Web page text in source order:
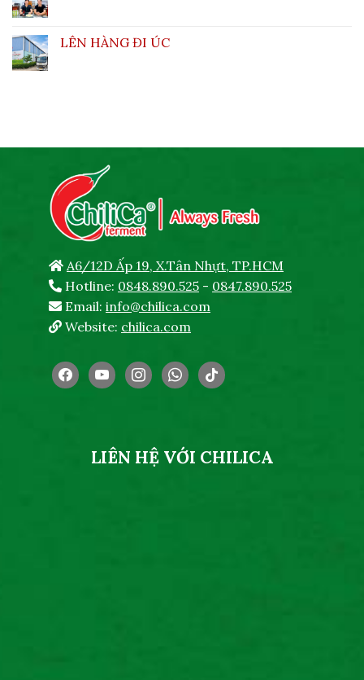
LÊN HÀNG ĐI ÚC
A6/12D Ấp 19, X.Tân Nhựt, TP.HCM
Hotline: 0848.890.525 - 0847.890.525
Email: info@chilica.com
Website: chilica.com
facebookyoutubeinstagramwhatsapp
tiktok
LIÊN HỆ VỚI CHILICA